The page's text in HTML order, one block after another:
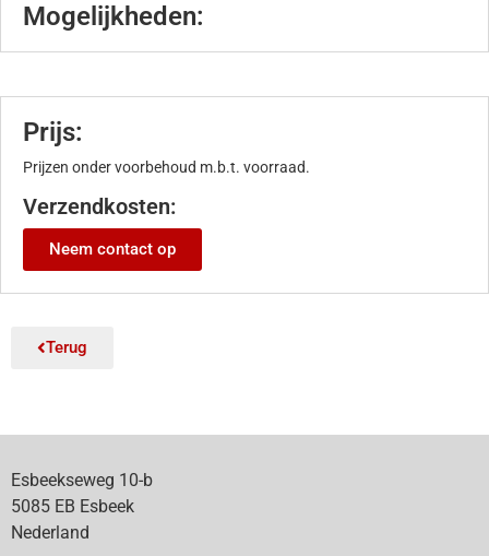
Mogelijkheden:
Prijs:
Prijzen onder voorbehoud m.b.t. voorraad.
Verzendkosten:
Neem contact op
Terug
Esbeekseweg 10-b
5085 EB Esbeek
Nederland